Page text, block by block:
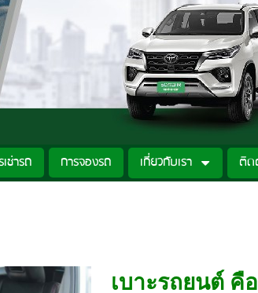
ช่ารถ การจองรถ เกี่ยวกับเรา ติด
เบาะรถยนต์ คื